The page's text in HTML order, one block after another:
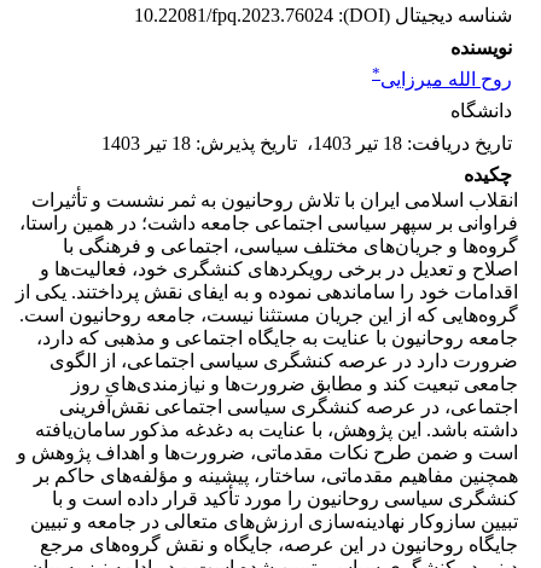
شناسه دیجیتال (DOI):
10.22081/fpq.2023.76024
نویسنده
روح الله میرزایی*
دانشگاه
تاریخ دریافت: 18 تیر 1403 ، تاریخ پذیرش: 18 تیر 1403
چکیده
انقلاب اسلامی ایران با تلاش روحانیون به ثمر نشست و تأثیرات
فراوانی بر سپهر سیاسی اجتماعی جامعه داشت؛ در همین راستا،
گروه‌ها و جریان‌های مختلف سیاسی، اجتماعی و فرهنگی با
اصلاح و تعدیل در برخی رویکردهای کنشگری خود، فعالیت‌ها و
اقدامات خود را ساماندهی نموده و به ایفای نقش پرداختند. یکی از
گروه‌هایی که از این جریان مستثنا نیست، جامعه روحانیون است.
جامعه روحانیون با عنایت به جایگاه اجتماعی و مذهبی که دارد،
ضرورت دارد در عرصه کنشگری سیاسی اجتماعی، از الگوی
جامعی تبعیت کند و مطابق ضرورت‌ها و نیازمندی‌های روز
اجتماعی، در عرصه کنشگری سیاسی اجتماعی نقش‌آفرینی
داشته باشد. این پژوهش، با عنایت به دغدغه مذکور سامان‌یافته
است و ضمن طرح نکات مقدماتی، ضرورت‌ها و اهداف پژوهش و
همچنین مفاهیم مقدماتی، ساختار، پیشینه و مؤلفه‌های حاکم بر
کنشگری سیاسی روحانیون را مورد تأکید قرار داده است و با
تبیین سازوکار نهادینه‌سازی ارزش‌های متعالی در جامعه و تبیین
جایگاه روحانیون در این عرصه، جایگاه و نقش گروه‌های مرجع